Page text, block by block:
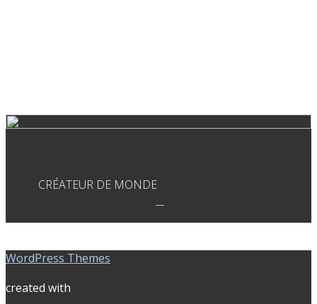
CRÉATEUR DE MONDE
WordPress Themes
created with